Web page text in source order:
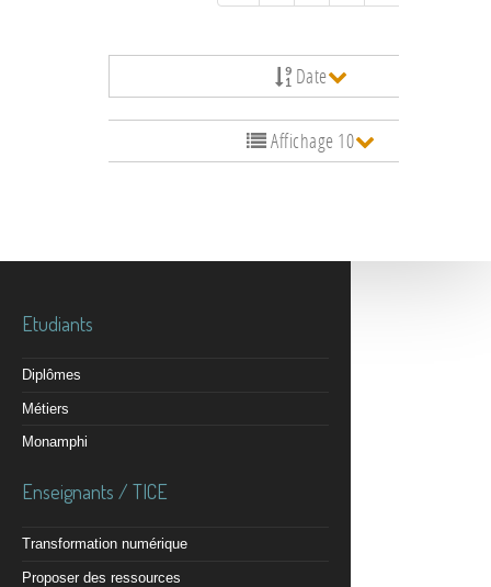
Date
Affichage 10
Etudiants
Diplômes
Métiers
Monamphi
Enseignants / TICE
Transformation numérique
Proposer des ressources